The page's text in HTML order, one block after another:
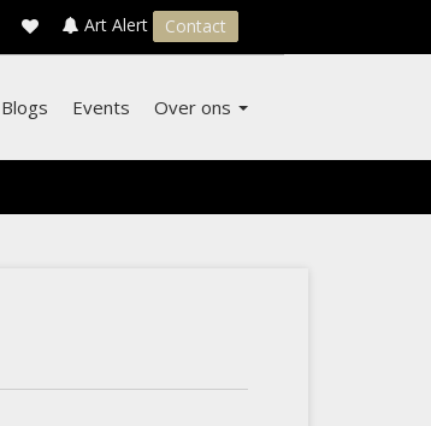
Art Alert Contact
Blogs Events Over ons